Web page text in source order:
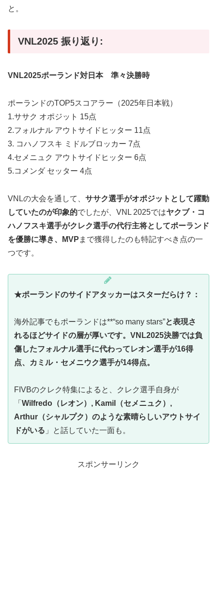
と。
VNL2025 振り返り:
VNL2025ポーランド対日本 準々決勝時
ポーランドのTOP5スコアラー（2025年日本戦）
1.ササク オポジット 15点
2.フォルナル アウトサイドヒッター 11点
3. コハノフスキ ミドルブロッカー 7点
4.セメニュク アウトサイドヒッター 6点
5.コメンダ セッター 4点
VNLの大会を通して、 ササク選手がオポジットとして躍動
していたのが印象的でしたが、VNL 2025ではヤクブ・コ
ハノフスキ選手がクレク選手の代行主将としてポーランド
を優勝に導き、MVP まで獲得したのも特記すべき点の一
つです。
★ポーランドのサイドアタッカーはスターだらけ？：
海外記事でもポーランドは**“so many stars”と表現さ
れるほどサイドの層が厚いです。VNL2025決勝では負
傷したフォルナル選手に代わってレオン選手が16得
点、カミル・セメニウク選手が14得点。
FIVBのクレク特集によると、クレク選手自身が
「 Wilfredo（レオン）, Kamil（セメニュク）,
Arthur（シャルプク）のような素晴らしいアウトサイ
ドがいる 」と話していた一面も。
スポンサーリンク